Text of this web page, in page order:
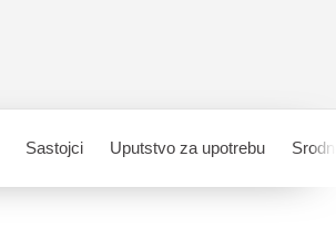
Sastojci Uputstvo za upotrebu